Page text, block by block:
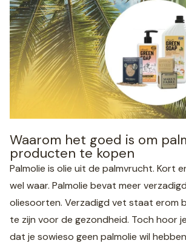
Waarom het goed is om
producten te kopen
Palmolie is olie uit de palmvrucht. Kort
wel waar. Palmolie bevat meer
oliesoorten. Verzadigd vet staat erom
te zijn voor de gezondheid. Toch hoor
dat je sowieso geen palmolie wil